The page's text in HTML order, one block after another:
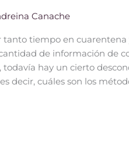
Canache
tanto tiempo en
de información de
hay un cierto
decir, cuáles son los